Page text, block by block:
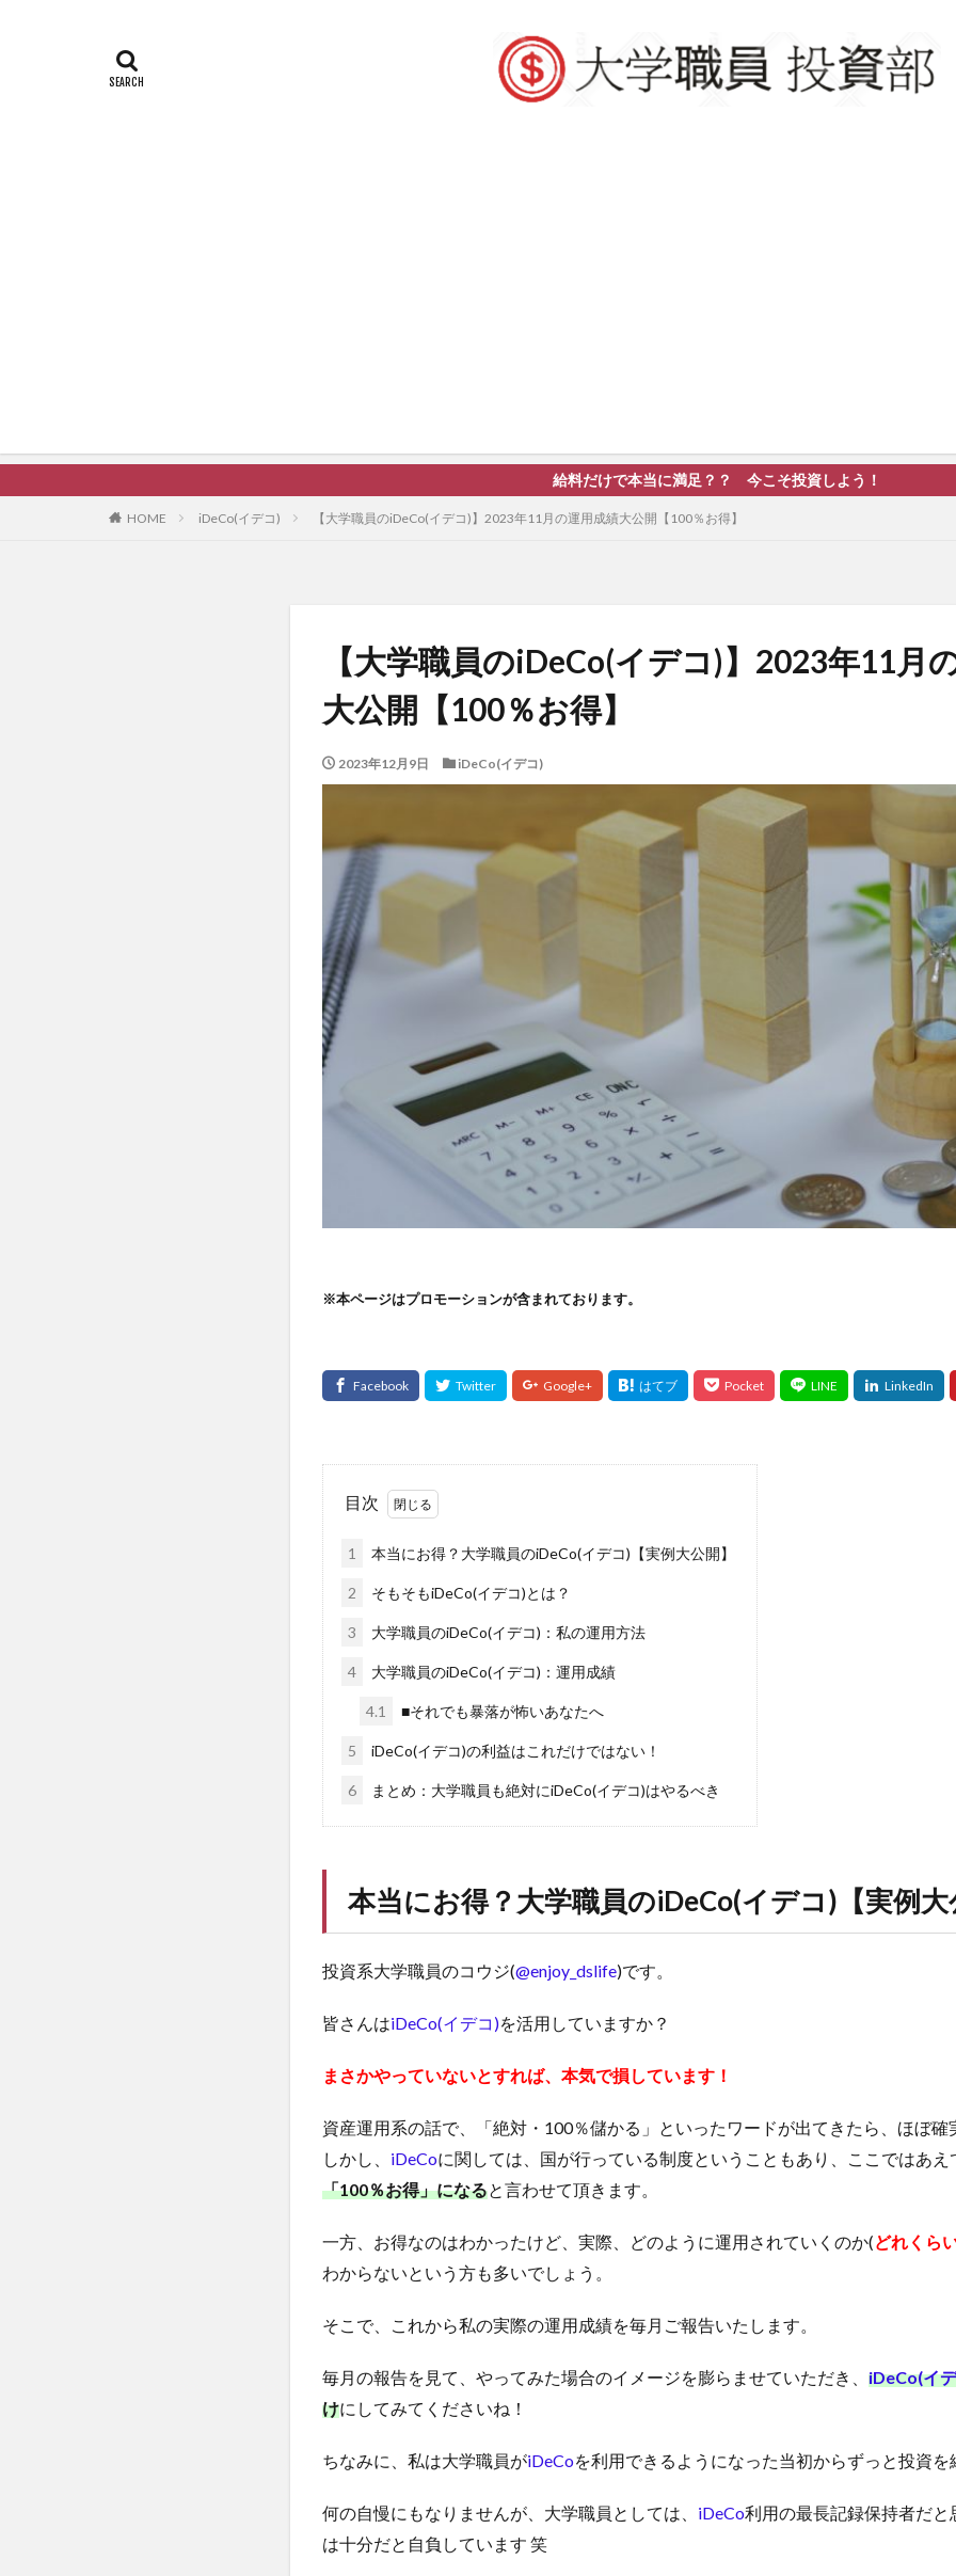
給料だけで本当に満足？？ 今こそ投資しよう！
HOME iDeCo(イデコ) 【大学職員のiDeCo(イデコ)】2023年11月の運用成績大公開【100％お得】
【大学職員のiDeCo(イデコ)】2023年11月
大公開【100％お得】
2023年12月9日 iDeCo(イデコ)
※本ページはプロモーションが含まれております。
目次
1 本当にお得？大学職員のiDeCo(イデコ)【実例大公開】
2 そもそもiDeCo(イデコ)とは？
3 大学職員のiDeCo(イデコ)：私の運用方法
4 大学職員のiDeCo(イデコ)：運用成績
4.1 ■それでも暴落が怖いあなたへ
5 iDeCo(イデコ)の利益はこれだけではない！
6 まとめ：大学職員も絶対にiDeCo(イデコ)はやるべき
本当にお得？大学職員のiDeCo(イデコ) 【実例
投資系大学職員のコウジ(@enjoy_dslife)です。
皆さんはiDeCo(イデコ)を活用していますか？
まさかやっていないとすれば、本気で損しています！
資産運用系の話で、「絶対・100％儲かる」といったワードが出てきたら、ほぼ確
しかし、 iDeCoに関しては、国が行っている制度ということもあり、ここではあえ
「100％お得」になると言わせて頂きます。
一方、お得なのはわかったけど、実際、どのように運用されていくのか(どれくら
わからないという方も多いでしょう。
そこで、これから私の実際の運用成績を毎月ご報告いたします。
毎月の報告を見て、やってみた場合のイメージを膨らませていただき、 iDeCo(イ
けにしてみてくださいね！
ちなみに、私は大学職員がiDeCoを利用できるようになった当初からずっと投資
何の自慢にもなりませんが、大学職員としては、 iDeCo利用の最長記録保持者だ
は十分だと自負しています 笑